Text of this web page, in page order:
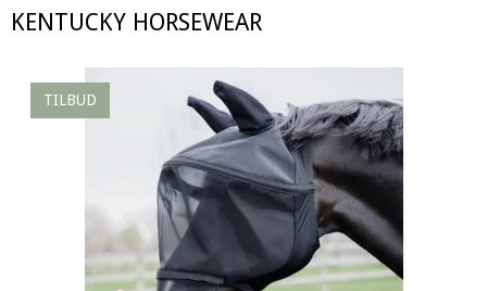
KENTUCKY HORSEWEAR
TILBUD